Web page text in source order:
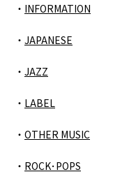
INFORMATION
JAPANESE
JAZZ
LABEL
OTHER MUSIC
ROCK･POPS